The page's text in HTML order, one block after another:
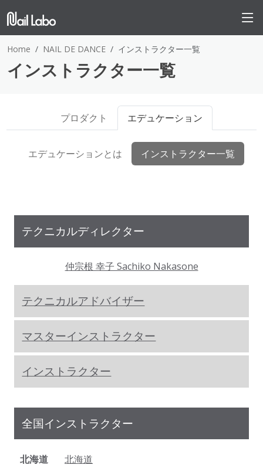
Home NAIL DE DANCE インストラクター一覧
インストラクター一覧
プロダクト エデュケーション
エデュケーションとは インストラクター一覧
テクニカルディレクター
仲宗根 幸子 Sachiko Nakasone
テクニカルアドバイザー
マスターインストラクター
インストラクター
全国インストラクター
北海道
北海道